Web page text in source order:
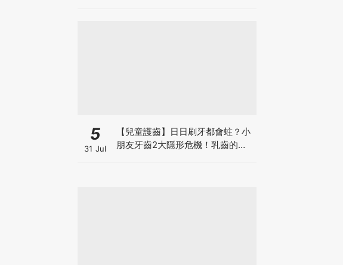
5
31 Jul
【兒童護齒】日日刷牙都會蛀？小
朋友牙齒2大隱形危機！乳齒的琺